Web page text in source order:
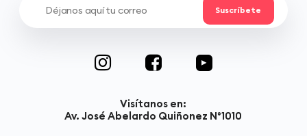
Visítanos en:
Av. José Abelardo Quiñonez N°1010